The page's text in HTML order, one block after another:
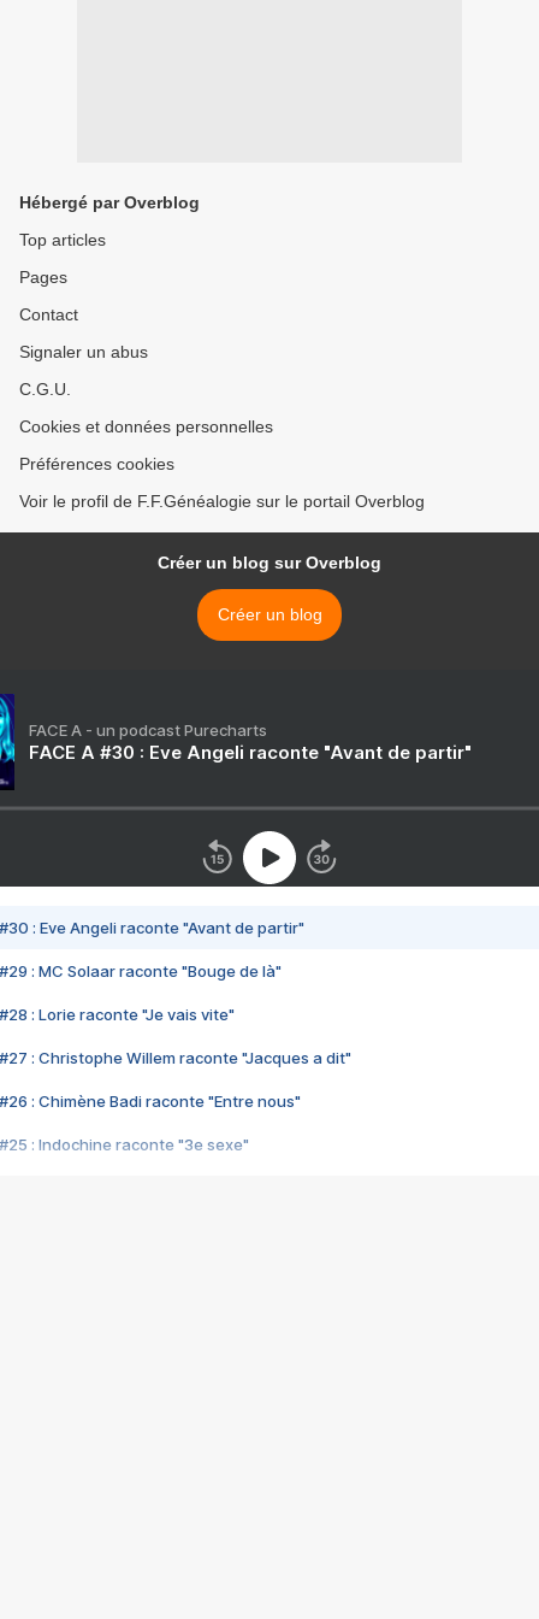
Hébergé par Overblog
Top articles
Pages
Contact
Signaler un abus
C.G.U.
Cookies et données personnelles
Préférences cookies
Voir le profil de F.F.Généalogie sur le portail Overblog
Créer un blog sur Overblog
Créer un blog
FACE A - un podcast Purecharts
FACE A #30 : Eve Angeli raconte "Avant de partir"
#30 : Eve Angeli raconte "Avant de partir"
#29 : MC Solaar raconte "Bouge de là"
#28 : Lorie raconte "Je vais vite"
#27 : Christophe Willem raconte "Jacques a dit"
#26 : Chimène Badi raconte "Entre nous"
#25 : Indochine raconte "3e sexe"